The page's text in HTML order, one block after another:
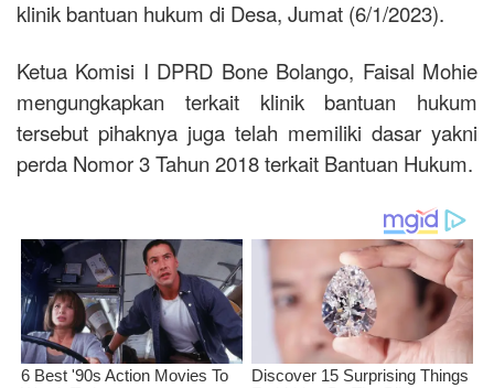
klinik bantuan hukum di Desa, Jumat (6/1/2023).
Ketua Komisi I DPRD Bone Bolango, Faisal Mohie
mengungkapkan terkait klinik bantuan hukum
tersebut pihaknya juga telah memiliki dasar yakni
perda Nomor 3 Tahun 2018 terkait Bantuan Hukum.